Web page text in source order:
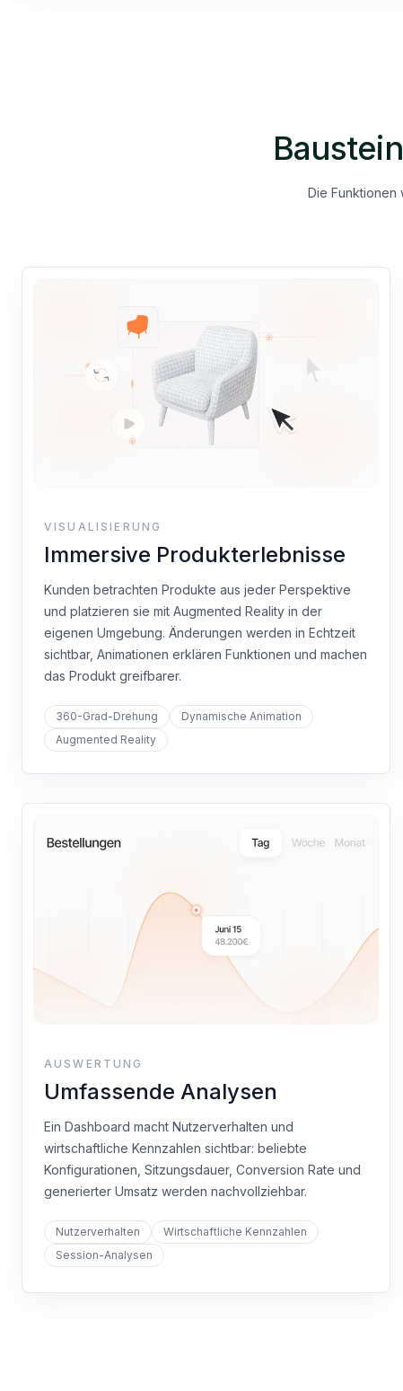
Die Funktionen
VISUALISIERUNG
Immersive Produkterlebnisse
Kunden betrachten Produkte aus jeder Perspektive
und platzieren sie mit Augmented Reality in der
eigenen Umgebung. Änderungen werden in Echtzeit
sichtbar, Animationen erklären Funktionen und machen
das Produkt greifbarer.
360-Grad-Drehung
Dynamische Animation
Augmented Reality
AUSWERTUNG
Umfassende Analysen
Ein Dashboard macht Nutzerverhalten und
wirtschaftliche Kennzahlen sichtbar: beliebte
Konfigurationen, Sitzungsdauer, Conversion Rate und
generierter Umsatz werden nachvollziehbar.
Nutzerverhalten
Wirtschaftliche Kennzahlen
Session-Analysen